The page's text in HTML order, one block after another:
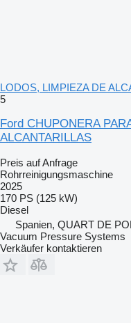
LODOS, LIMPIEZA DE
5
Ford CHUPONERA
ALCANTARILLAS
Preis auf Anfrage
Rohrreinigungsmaschine
2025
170 PS (125 kW)
Diesel
Spanien, QUART DE
Vacuum Pressure Systems
Verkäufer kontaktieren